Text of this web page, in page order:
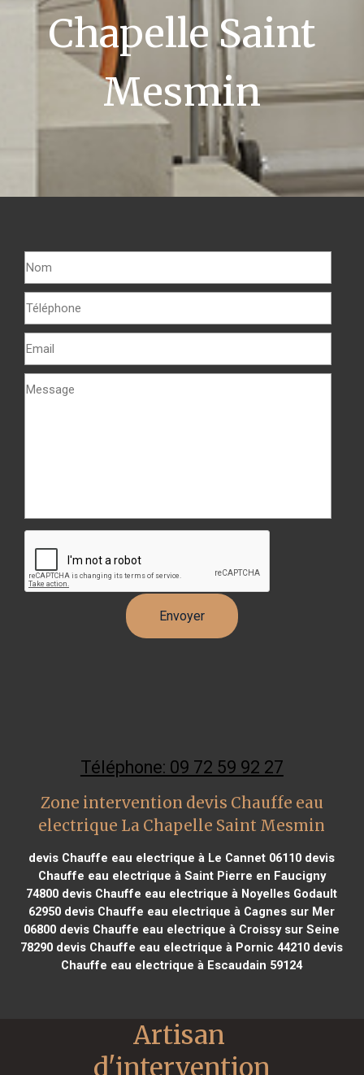
Chapelle Saint
Mesmin
Téléphone: 09 72 59 92 27
Zone intervention devis Chauffe eau
electrique La Chapelle Saint Mesmin
devis Chauffe eau electrique à Le Cannet 06110 devis
Chauffe eau electrique à Saint Pierre en Faucigny
74800 devis Chauffe eau electrique à Noyelles Godault
62950 devis Chauffe eau electrique à Cagnes sur Mer
06800 devis Chauffe eau electrique à Croissy sur Seine
78290 devis Chauffe eau electrique à Pornic 44210 devis
Chauffe eau electrique à Escaudain 59124
Artisan
d'intervention